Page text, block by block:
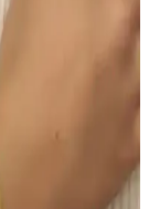
Şampuan
ve hacim
ve renk
dikkatli